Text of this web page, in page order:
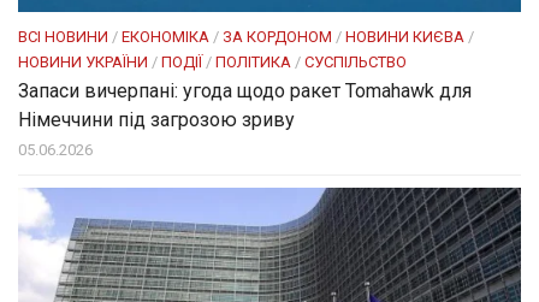
ВСІ НОВИНИ / ЕКОНОМІКА / ЗА КОРДОНОМ / НОВИНИ КИЄВА /
НОВИНИ УКРАЇНИ / ПОДІЇ/ ПОЛІТИКА / СУСПІЛЬСТВО
Запаси вичерпані: угода щодо ракет Tomahawk для
Німеччини під загрозою зриву
05.06.2026